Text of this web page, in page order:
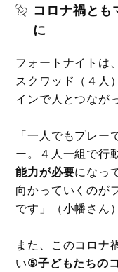
コロナ禍と
に
フォートナイトは
スクワッド（４人
インで人とつなが
「一人でもプレ
ー。４人一組で行
能力が必要になっ
向かっていくのが
です」（小幡さん）
また、このコロナ
い⑤子どもたちの